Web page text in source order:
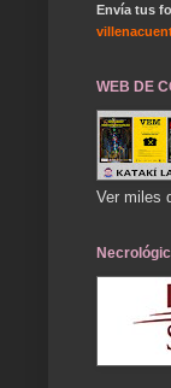
Envía tus
WEB DE
Ver miles